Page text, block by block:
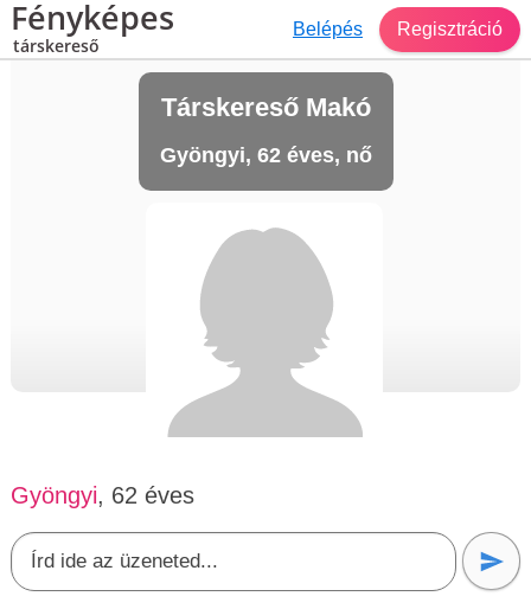
Fényképes
társkereső
Belépés Regisztráció
Társkereső Makó
Gyöngyi, 62 éves, nő
Gyöngyi, 62 éves